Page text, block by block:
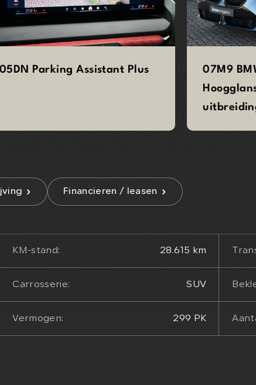
05DN Parking Assistant Plus
07M9
Financieren / leasen
KM-stand: 28.615 km
Carrosserie: SUV
Vermogen: 299 PK